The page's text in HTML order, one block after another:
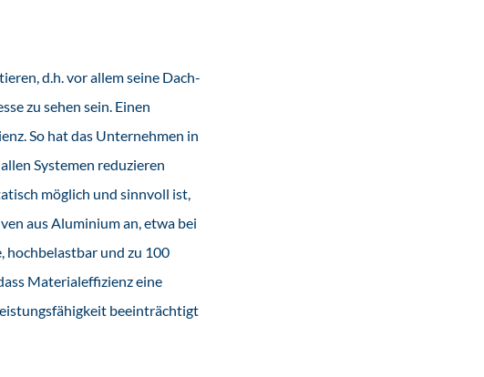
d.h. vor allem seine Dach-
zu sehen sein. Einen
So hat das Unternehmen in
Systemen reduzieren
möglich und sinnvoll ist,
aus Aluminium an, etwa bei
hochbelastbar und zu 100
Materialeffizienz eine
beeinträchtigt